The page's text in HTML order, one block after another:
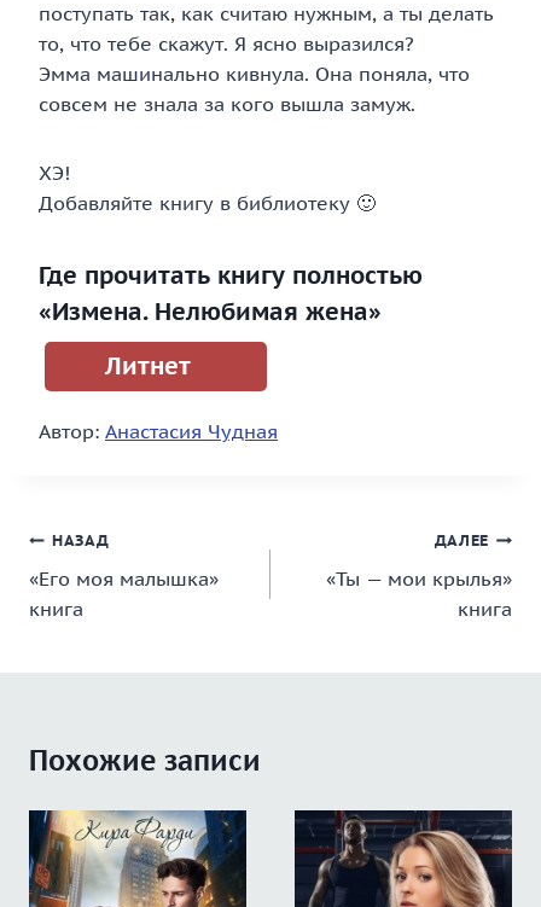
поступать так, как считаю нужным, а ты делать
то, что тебе скажут. Я ясно выразился?
Эмма машинально кивнула. Она поняла, что
совсем не знала за кого вышла замуж.
ХЭ!
Добавляйте книгу в библиотеку 🙂
Где прочитать книгу полностью
«Измена. Нелюбимая жена»
Литнет
Автор: Анастасия Чудная
Навигация
по
записям
НАЗАД
«Его моя малышка»
книга
ДАЛЕЕ
«Ты — мои крылья»
книга
Похожие записи